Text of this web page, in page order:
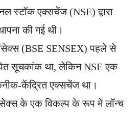
स्टॉक एक्सचेंज (NSE) द्वारा
की गई थी।
(BSE SENSEX) पहले से
सूचकांक था, लेकिन NSE एक
केंद्रित एक्सचेंज था।
के एक विकल्प के रूप में लॉन्च